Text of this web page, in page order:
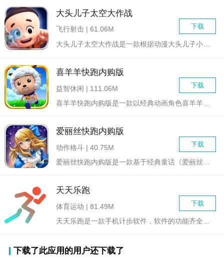
大头儿子太空大作战
下载
飞行射击 | 61.06M
大头儿子太空大作战是一款根据动漫大头儿子小头爸爸改编而来的飞...
喜羊羊快跑内购版
下载
益智休闲 | 111.06M
喜羊羊快跑内购版是一款以经典动画角色喜羊羊为主角的跑酷游戏。...
爱丽丝快跑内购版
下载
动作格斗 | 40.75M
爱丽丝快跑内购版是一款基于经典童话《爱丽丝梦游仙境》改编的休...
天天乐跑
下载
体育运动 | 81.49M
天天乐跑是一款手机计步软件，软件的功能齐全，支持健走、骑行、...
下载了此应用的用户还下载了